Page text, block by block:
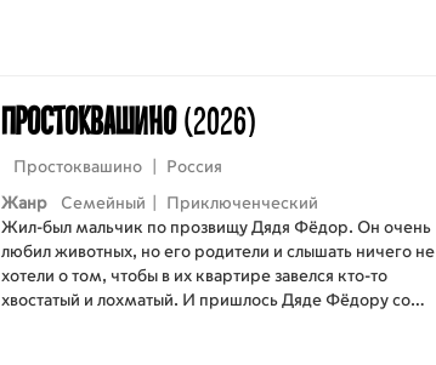
Простоквашино(2026)
Простоквашино Россия
Жанр Семейный
Приключенческий
Жил-был мальчик по прозвищу Дядя Фёдор. Он очень
любил животных, но его родители и слышать ничего не
хотели о том, чтобы в их квартире завелся кто-то
хвостатый и лохматый. И пришлось Дяде Фёдору со